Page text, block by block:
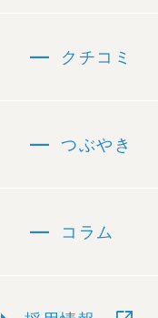
remove クチコミ
remove つぶやき
remove コラム